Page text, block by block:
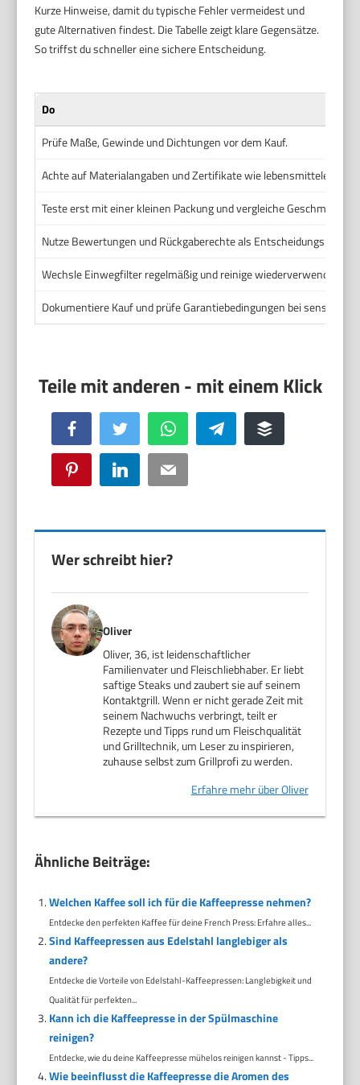
Kurze Hinweise, damit du typische Fehler vermeidest und
gute Alternativen findest. Die Tabelle zeigt klare Gegensätze.
So triffst du schneller eine sichere Entscheidung.
Do
Prüfe Maße, Gewinde und Dichtungen vor dem Kauf.
Achte auf Materialangaben und Zertifikate wie lebensmittelecht,
Teste erst mit einer kleinen Packung und vergleiche Geschmack
Nutze Bewertungen und Rückgaberechte als Entscheidungshilfe.
Wechsle Einwegfilter regelmäßig und reinige wiederverwendbare
Dokumentiere Kauf und prüfe Garantiebedingungen bei sensiblen
Facebook Twitter WhatsApp Telegram Buffer
Pinterest LinkedIn Email
Wer schreibt hier?
Oliver
Oliver, 36, ist leidenschaftlicher
Familienvater und Fleischliebhaber. Er liebt
saftige Steaks und zaubert sie auf seinem
Kontaktgrill. Wenn er nicht gerade Zeit mit
seinem Nachwuchs verbringt, teilt er
Rezepte und Tipps rund um Fleischqualität
und Grilltechnik, um Leser zu inspirieren,
zuhause selbst zum Grillprofi zu werden.
Erfahre mehr über Oliver
Ähnliche Beiträge:
Welchen Kaffee soll ich für die Kaffeepresse nehmen?
Entdecke den perfekten Kaffee für deine French Press: Erfahre alles...
Sind Kaffeepressen aus Edelstahl langlebiger als
andere?
Entdecke die Vorteile von Edelstahl-Kaffeepressen: Langlebigkeit und
Qualität für perfekten...
Kann ich die Kaffeepresse in der Spülmaschine
reinigen?
Entdecke, wie du deine Kaffeepresse mühelos reinigen kannst - Tipps...
Wie beeinflusst die Kaffeepresse die Aromen des